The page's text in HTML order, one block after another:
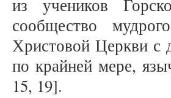
из учеников
сообщество
Христовой Церкви с
по крайней мере,
15, 19].